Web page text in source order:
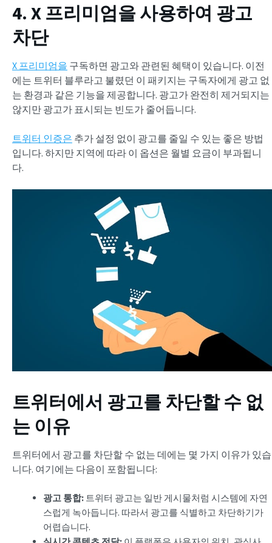
4. X 프리미엄을 사용하여 광고
차단
X 프리미엄을 구독하면 광고와 관련된 혜택이 있습니다. 이전
에는 트위터 블루라고 불렸던 이 패키지는 구독자에게 광고 없
는 환경과 같은 기능을 제공합니다. 광고가 완전히 제거되지는
않지만 광고가 표시되는 빈도가 줄어듭니다.
트위터 인증은 추가 설정 없이 광고를 줄일 수 있는 좋은 방법
입니다. 하지만 지역에 따라 이 옵션은 월별 요금이 부과됩니
다.
트위터에서 광고를 차단할 수 없
는 이유
트위터에서 광고를 차단할 수 없는 데에는 몇 가지 이유가 있습
니다. 여기에는 다음이 포함됩니다:
광고 통합: 트위터 광고는 일반 게시물처럼 시스템에 자연
스럽게 녹아듭니다. 따라서 광고를 식별하고 차단하기가
어렵습니다.